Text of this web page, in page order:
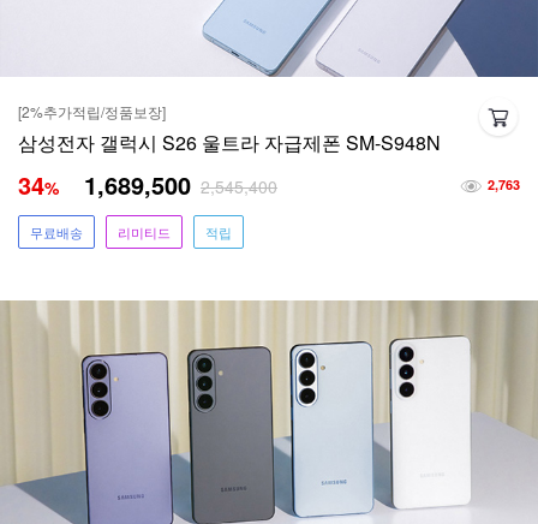
[2%추가적립/정품보장]
삼성전자 갤럭시 S26 울트라 자급제폰 SM-S948N
2,763
34% 1,689,500 2,545,400
무료배송 리미티드 적립